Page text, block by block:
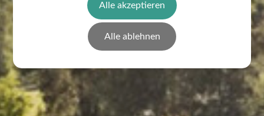
Alle akzeptieren
Alle ablehnen